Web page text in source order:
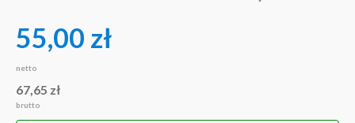
55,00 zł
netto
67,65 zł
brutto